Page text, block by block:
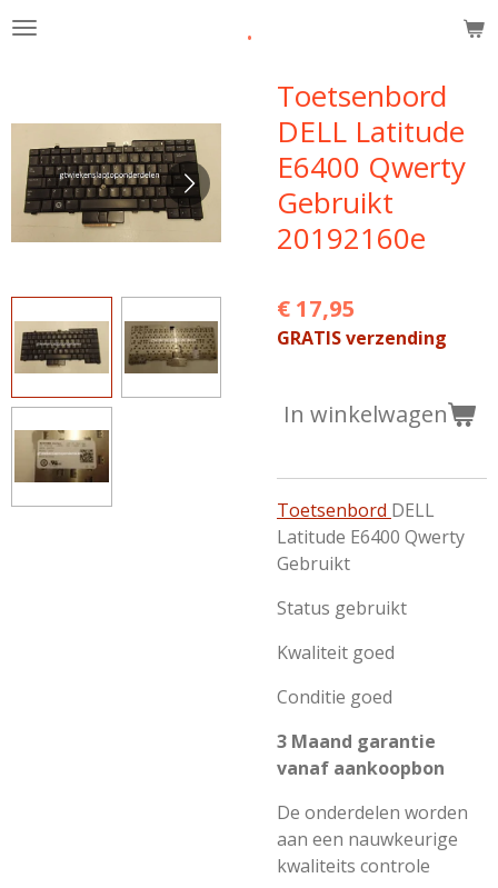
Ga
hoofdinhoud
.
Toetsenbord
DELL Latitude
E6400 Qwerty
Gebruikt
20192160e
€ 17,95
GRATIS verzending
In winkelwagen
Toetsenbord DELL
Latitude E6400 Qwerty
Gebruikt
Status gebruikt
Kwaliteit goed
Conditie goed
3 Maand garantie
vanaf aankoopbon
De onderdelen worden
aan een nauwkeurige
kwaliteits controle